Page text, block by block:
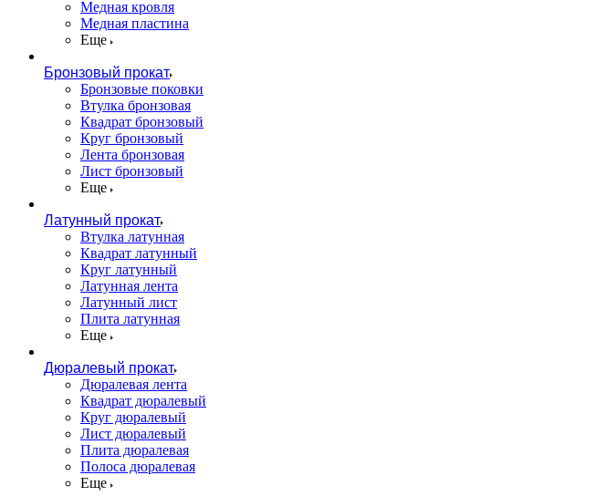
Медная кровля
Медная пластина
Еще
Бронзовый прокат
Бронзовые поковки
Втулка бронзовая
Квадрат бронзовый
Круг бронзовый
Лента бронзовая
Лист бронзовый
Еще
Латунный прокат
Втулка латунная
Квадрат латунный
Круг латунный
Латунная лента
Латунный лист
Плита латунная
Еще
Дюралевый прокат
Дюралевая лента
Квадрат дюралевый
Круг дюралевый
Лист дюралевый
Плита дюралевая
Полоса дюралевая
Еще